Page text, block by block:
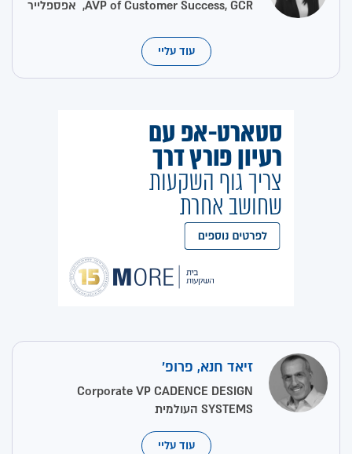
AVP of Customer Success, GCR, אפספלייר
עוד עליי
זיאד חנא, פרופ'
Corporate VP CADENCE DESIGN
SYSTEMS העולמית
עוד עליי